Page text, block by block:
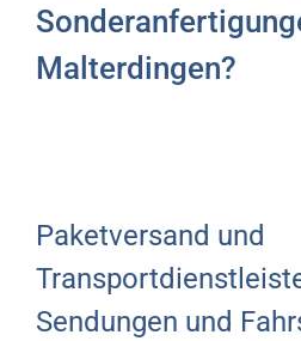
Malterdingen?
Paketversand und
Sendungen und